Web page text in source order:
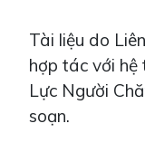
Tài liệu do
hợp tác với hệ
Lực Người
soạn.